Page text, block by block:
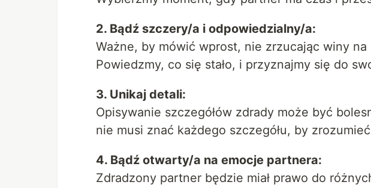
2. Bądź szczery/a i odpowiedzialny/a:
Ważne, by mówić wprost, nie zrzucając winy
Powiedzmy, co się stało, i przyznajmy się do
3. Unikaj detali:
Opisywanie szczegółów zdrady może być
nie musi znać każdego szczegółu, by
4. Bądź otwarty/a na emocje partnera:
Zdradzony partner będzie miał prawo do